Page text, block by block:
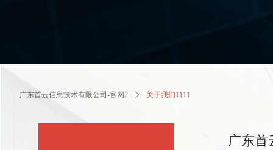
广东首
广东首云信息技术有限公司-官网2 ꄲ 关于我们1111